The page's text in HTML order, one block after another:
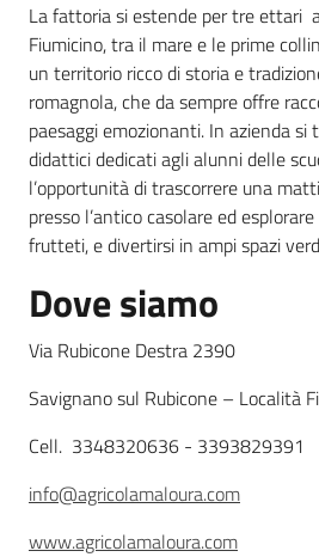
Agricoltura
in
cifre
Agricoltura,
caccia e
pesca
Argomenti
La fattoria si estende per tre ettari
Fiumicino, tra il mare e le prime
un territorio ricco di storia e
romagnola, che da sempre offre
paesaggi emozionanti. In azienda
didattici dedicati agli alunni delle
l’opportunità di trascorrere una
presso l’antico casolare ed
frutteti, e divertirsi in ampi spazi
Dove siamo
Via Rubicone Destra 2390
Savignano sul Rubicone – Località
Cell. 3348320636 - 3393829391
info@agricolamaloura.com
www.agricolamaloura.com